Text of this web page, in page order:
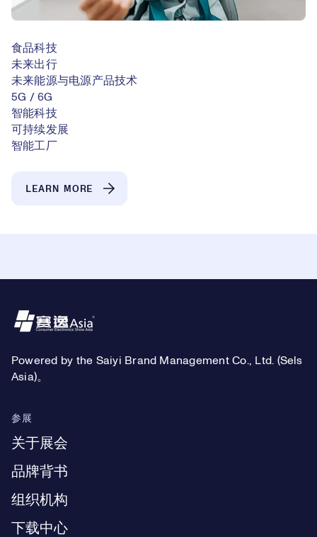
食品科技
未来出行
未来能源与电源产品技术
5G / 6G
智能科技
可持续发展
智能工厂
LEARN MORE
Footer
Powered by the Saiyi Brand Management Co., Ltd. (Sels
Asia)。
参展
关于展会
品牌背书
组织机构
下载中心